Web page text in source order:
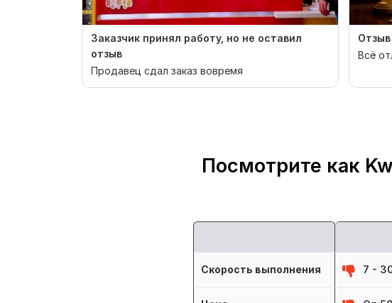
Заказчик принял работу, но не оставил
отзыв
Продавец сдал заказ вовремя
Всё
Посмотрите как
Скорость выполнения 7 -